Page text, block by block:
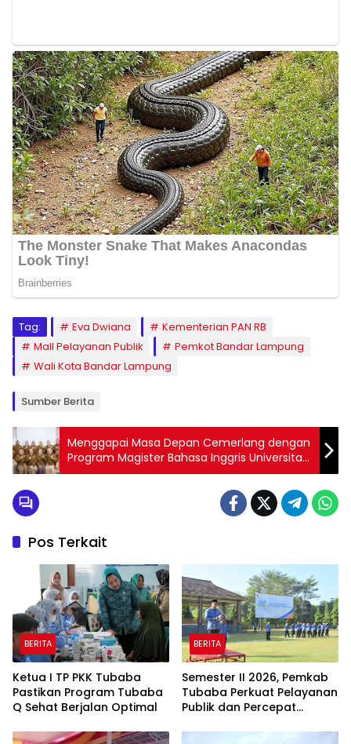
Tag: Eva Dwiana
Kementerian PAN RB
Mall Pelayanan Publik
Pemkot Bandar Lampung
Wali Kota Bandar Lampung
Sumber Berita
Menggapai Masa Depan Cemerlang dengan
Program Magister Bahasa Inggris Universitas
Teknokrat Indonesia
Pos Terkait
BERITA
Ketua I TP PKK Tubaba
Pastikan Program Tubaba
Q Sehat Berjalan Optimal
BERITA
Semester II 2026, Pemkab
Tubaba Perkuat Pelayanan
Publik dan Percepat